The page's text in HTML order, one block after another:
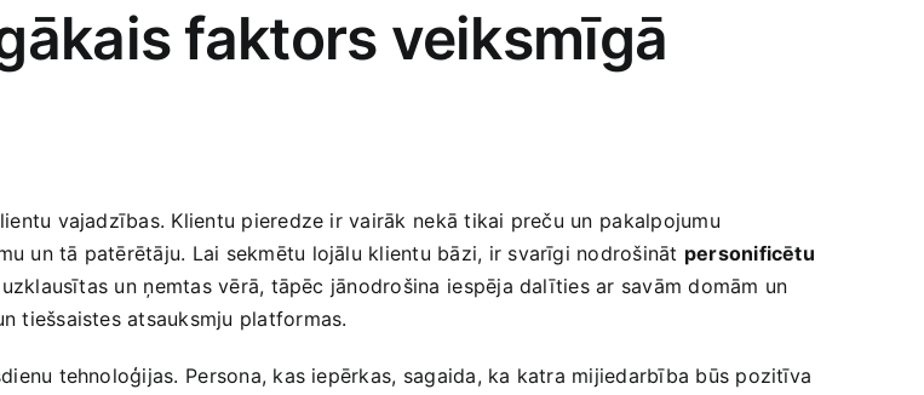
faktors veiksmīgā
vajadzības. Klientu pieredze ir vairāk ⁢nekā tikai ‍preču un⁣ pakalpojumu
un tā patērētāju. Lai sekmētu lojālu klientu bāzi, ir svarīgi nodrošināt​ personificētu
un⁢ ņemtas vērā, tāpēc jānodrošina ⁣iespēja dalīties ​ar savām domām un
tiešsaistes atsauksmju platformas.
tehnoloģijas. ⁢Persona, kas iepērkas,⁢ sagaida, ka katra mijiedarbība‌ būs pozitīva